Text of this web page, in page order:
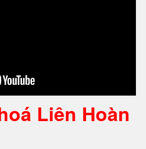
Liên Hoàn